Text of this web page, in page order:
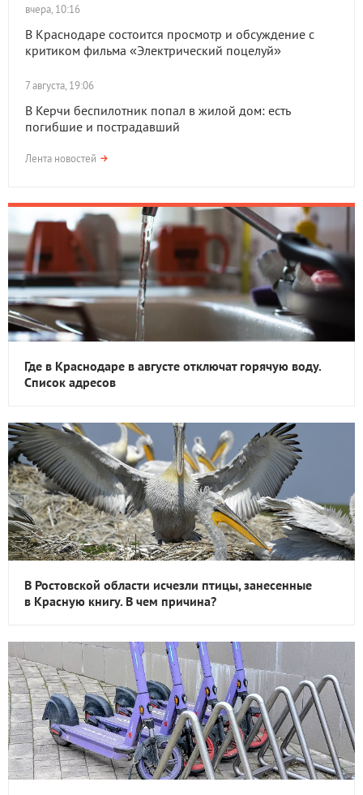
вчера, 10:16
В Краснодаре состоится просмотр и обсуждение с
критиком фильма «Электрический поцелуй»
7 августа, 19:06
В Керчи беспилотник попал в жилой дом: есть
погибшие и пострадавший
Лента новостей
Где в Краснодаре в августе отключат горячую воду.
Список адресов
В Ростовской области исчезли птицы, занесенные
в Красную книгу. В чем причина?